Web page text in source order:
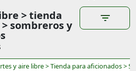
> tienda
sombreros y
y aire libre> Tienda para aficionados>